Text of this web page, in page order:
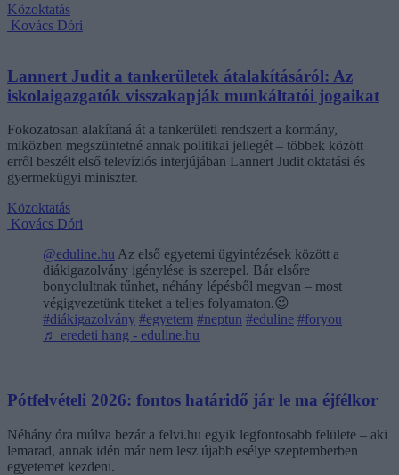
Közoktatás
Kovács Dóri
Lannert Judit a tankerületek átalakításáról: Az
iskolaigazgatók visszakapják munkáltatói jogaikat
Fokozatosan alakítaná át a tankerületi rendszert a kormány,
miközben megszüntetné annak politikai jellegét – többek között
erről beszélt első televíziós interjújában Lannert Judit oktatási és
gyermekügyi miniszter.
Közoktatás
Kovács Dóri
@eduline.hu Az első egyetemi ügyintézések között a
diákigazolvány igénylése is szerepel. Bár elsőre
bonyolultnak tűnhet, néhány lépésből megvan – most
végigvezetünk titeket a teljes folyamaton.😉
#diákigazolvány #egyetem #neptun #eduline #foryou
♬ eredeti hang - eduline.hu
Pótfelvételi 2026: fontos határidő jár le ma éjfélkor
Néhány óra múlva bezár a felvi.hu egyik legfontosabb felülete – aki
lemarad, annak idén már nem lesz újabb esélye szeptemberben
egyetemet kezdeni.